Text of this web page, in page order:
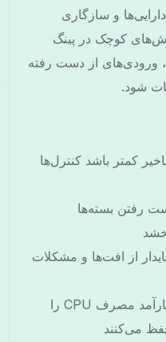
و سازگاری
کوچک در پینگ
ورودی‌های از دست رفته
شود.
کمتر باشد کنترل‌ها
رفتن بسته‌ها
از افت‌ها و مشکلات
عمر باتری — پروتکل‌های کارآمد مصرف CPU را
می‌کنند